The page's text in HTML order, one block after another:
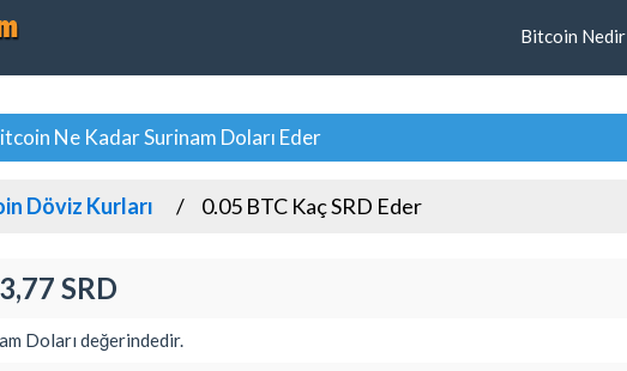
Bitcoin Nedir
Ne Kadar Surinam Doları Eder
Döviz Kurları 0.05 BTC Kaç SRD Eder
SRD
Doları değerindedir.